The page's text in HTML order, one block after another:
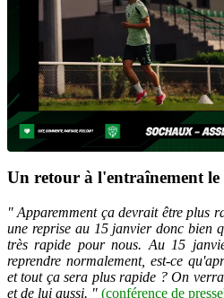
Un retour à l'entraînement
" Apparemment ça devrait être plus
une reprise au 15 janvier donc bien
très rapide pour nous. Au 15
reprendre normalement, est-ce
et tout ça sera plus rapide ? On
et de lui aussi. " (conférence de